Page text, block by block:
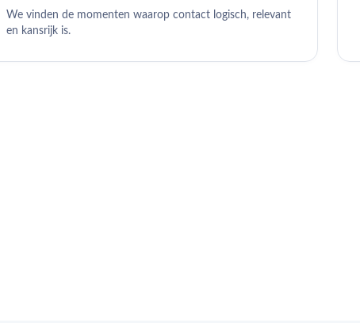
We vinden de momenten waarop contact logisch, relevant
en kansrijk is.